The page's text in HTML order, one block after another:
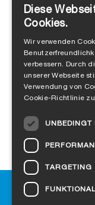
Alejandro Jimenez
Schweizer
Hilfe
Diese
Cookies.
Wir verwenden
verbessern. Durch
unserer Webseite
Verwendung von
Cookie-Richtlinie
UNBEDINGT
TARGETING